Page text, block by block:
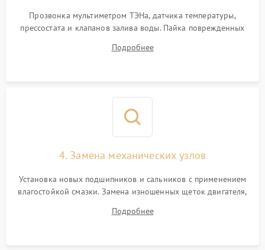
Прозвонка мультиметром ТЭНа, датчика температуры,
прессостата и клапанов залива воды. Пайка поврежденных
Восстановление целостности проводки и контактов.
Подробнее
4. Замена механических узлов
Установка новых подшипников и сальников с применением
влагостойкой смазки. Замена изношенных щеток двигателя,
или поврежденной резиновой манжеты.
Подробнее